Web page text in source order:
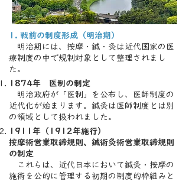
1. 戦前の制度形成（明治期）
明治期には、按摩・鍼・灸は近代国家の医
療制度の中で規制対象として整理されまし
た。
1874年 医制の制定
明治政府が「医制」を公布し、医師制度の
近代化が始まります。鍼灸は医師制度とは別
の領域として扱われました。
1911年（1912年施行）
按摩術営業取締規則、 鍼術灸術営業取締規則
の制定
これらは、近代日本において鍼灸・按摩の
施術を公的に管理する初期の制度的枠組みと